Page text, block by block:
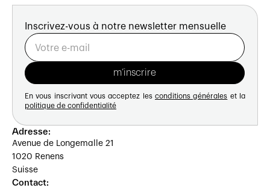
Inscrivez-vous à notre newsletter mensuelle
En vous inscrivant vous acceptez les conditions générales et la
politique de confidentialité
Adresse:
Avenue de Longemalle 21
1020 Renens
Suisse
Contact: